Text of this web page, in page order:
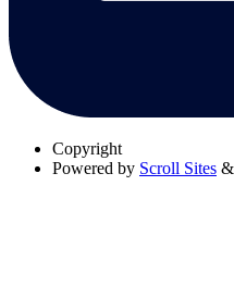
Copyright
Powered by Scroll Sites &